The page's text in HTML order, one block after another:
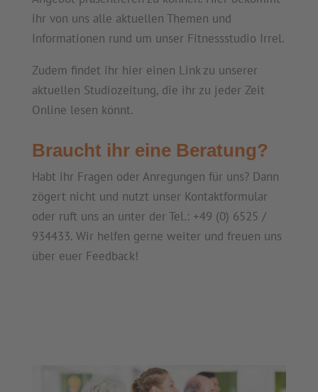
ihr von uns alle aktuellen Themen und
Informationen rund um unser Fitnessstudio Irrel.
Zudem findet ihr hier einen Link zu unserer
aktuellen Studiozeitung, die ihr zu jeder Zeit
Online lesen könnt.
Braucht ihr eine Beratung?
Habt ihr Fragen oder Anregungen für uns? Dann
zögert nicht und nutzt unser Kontaktformular
oder ruft uns an unter der Tel.: +49 (0) 6525 /
934433. Wir helfen gerne weiter und freuen uns
über euer Feedback!